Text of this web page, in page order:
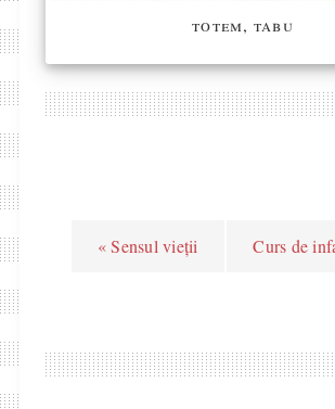
totem, tabu
Curs de
« Sensul vieții